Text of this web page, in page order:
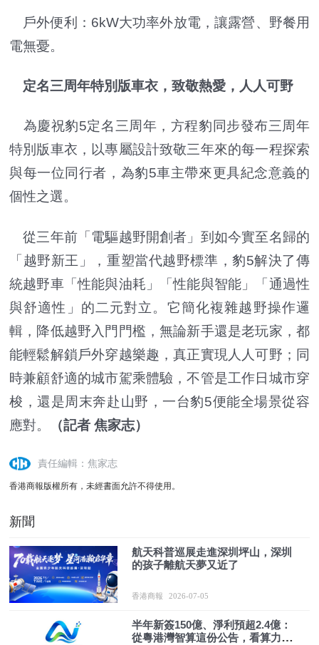
戶外便利：6kW大功率外放電，讓露營、野餐用
電無憂。
定名三周年特別版車衣，致敬熱愛，人人可野
為慶祝豹5定名三周年，方程豹同步發布三周年
特別版車衣，以專屬設計致敬三年來的每一程探索
與每一位同行者，為豹5車主帶來更具紀念意義的
個性之選。
從三年前「電驅越野開創者」到如今實至名歸的
「越野新王」，重塑當代越野標準，豹5解決了傳
統越野車「性能與油耗」「性能與智能」「通過性
與舒適性」的二元對立。它簡化複雜越野操作邏
輯，降低越野入門門檻，無論新手還是老玩家，都
能輕鬆解鎖戶外穿越樂趣，真正實現人人可野；同
時兼顧舒適的城市駕乘體驗，不管是工作日城市穿
梭，還是周末奔赴山野，一台豹5便能全場景從容
應對。
（記者 焦家志）
責任編輯：焦家志
香港商報版權所有，未經書面允許不得使用。
新聞
航天科普巡展走進深圳坪山，深圳
的孩子離航天夢又近了
香港商報 2026-07-05
半年新簽150億、淨利預超2.4億：
從粵港灣智算這份公告，看算力賽